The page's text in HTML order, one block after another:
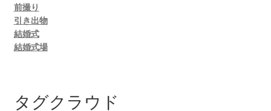
前撮り
引き出物
結婚式
結婚式場
タグクラウド